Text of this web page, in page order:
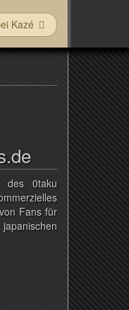
Kazé
des 0taku
Fans für